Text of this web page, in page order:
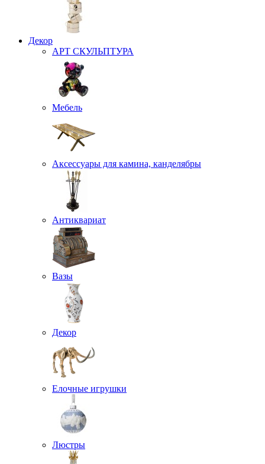
Декор
АРТ СКУЛЬПТУРА
Мебель
Аксессуары для камина, канделябры
Антиквариат
Вазы
Декор
Елочные игрушки
Люстры